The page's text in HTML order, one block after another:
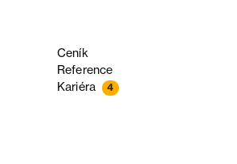
Ceník
Reference
Kariéra 4